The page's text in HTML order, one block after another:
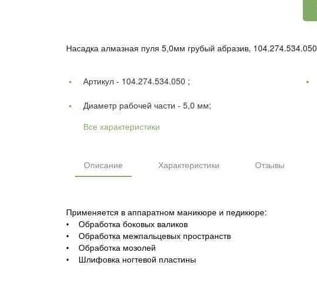
Насадка алмазная пуля 5,0мм грубый абразив, 104.274.534.050
Артикул - 104.274.534.050 ;
Диаметр рабочей части - 5,0 мм;
Все характеристики
Описание Характеристики Отзывы
Применяется в аппаратном маникюре и педикюре:
• Обработка боковых валиков
• Обработка межпальцевых пространств
• Обработка мозолей
• Шлифовка ногтевой пластины